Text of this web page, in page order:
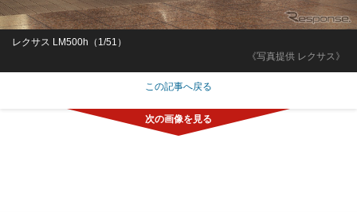
《写真提供 レクサス》
レクサス LM500h（1/51）
この記事へ戻る